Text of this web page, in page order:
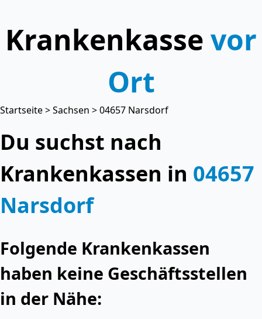
Krankenkasse vor
Ort
Startseite>Sachsen > 04657 Narsdorf
Du suchst nach
Krankenkassen in 04657
Narsdorf
Folgende Krankenkassen
haben keine Geschäftsstellen
in der Nähe: